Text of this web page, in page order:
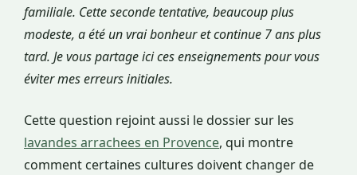
familiale. Cette seconde tentative, beaucoup plus
modeste, a été un vrai bonheur et continue 7 ans plus
tard. Je vous partage ici ces enseignements pour vous
éviter mes erreurs initiales.
Cette question rejoint aussi le dossier sur les
lavandes arrachees en Provence, qui montre
comment certaines cultures doivent changer de